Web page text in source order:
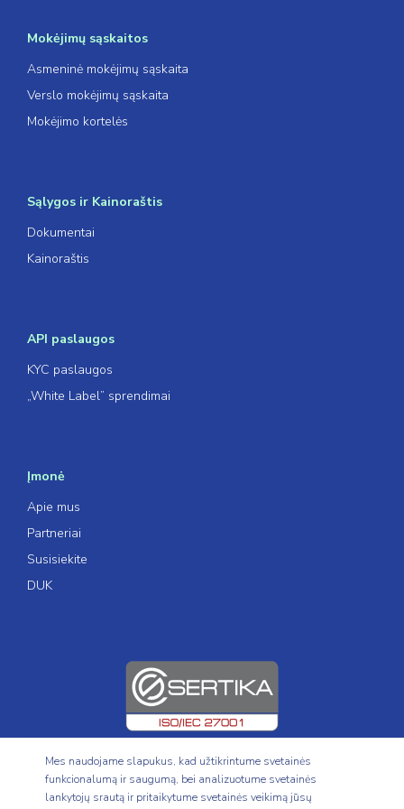
Mokėjimų sąskaitos
Asmeninė mokėjimų sąskaita
Verslo mokėjimų sąskaita
Mokėjimo kortelės
Sąlygos ir Kainoraštis
Dokumentai
Kainoraštis
API paslaugos
KYC paslaugos
„White Label” sprendimai
Įmonė
Apie mus
Partneriai
Susisiekite
DUK
Mes naudojame slapukus, kad užtikrintume svetainės
funkcionalumą ir saugumą, bei analizuotume svetainės
lankytojų srautą ir pritaikytume svetainės veikimą jūsų